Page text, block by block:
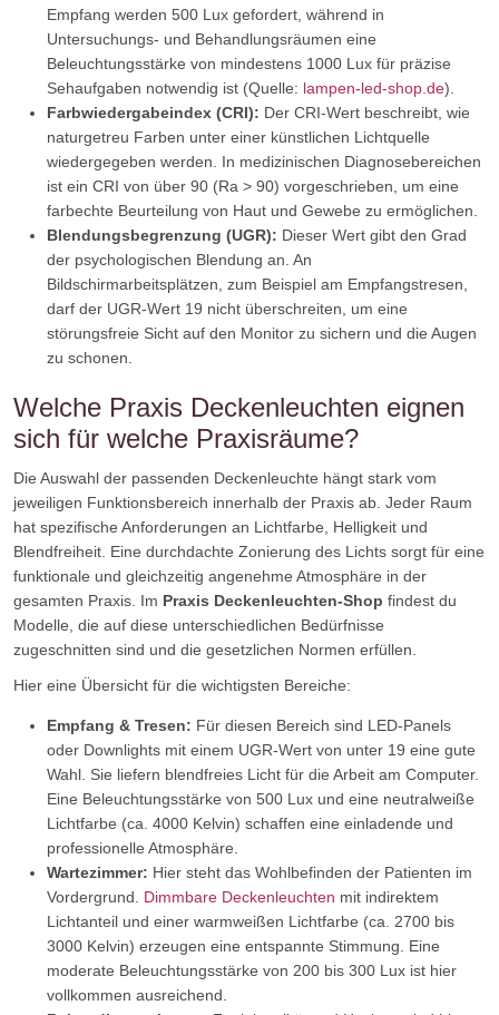
Empfang werden 500 Lux gefordert, während in
Untersuchungs- und Behandlungsräumen eine
Beleuchtungsstärke von mindestens 1000 Lux für präzise
Sehaufgaben notwendig ist (Quelle: lampen-led-shop.de).
Farbwiedergabeindex (CRI): Der CRI-Wert beschreibt, wie
naturgetreu Farben unter einer künstlichen Lichtquelle
wiedergegeben werden. In medizinischen Diagnosebereichen
ist ein CRI von über 90 (Ra > 90) vorgeschrieben, um eine
farbechte Beurteilung von Haut und Gewebe zu ermöglichen.
Blendungsbegrenzung (UGR): Dieser Wert gibt den Grad
der psychologischen Blendung an. An
Bildschirmarbeitsplätzen, zum Beispiel am Empfangstresen,
darf der UGR-Wert 19 nicht überschreiten, um eine
störungsfreie Sicht auf den Monitor zu sichern und die Augen
zu schonen.
Welche Praxis Deckenleuchten eignen
sich für welche Praxisräume?
Die Auswahl der passenden Deckenleuchte hängt stark vom
jeweiligen Funktionsbereich innerhalb der Praxis ab. Jeder Raum
hat spezifische Anforderungen an Lichtfarbe, Helligkeit und
Blendfreiheit. Eine durchdachte Zonierung des Lichts sorgt für eine
funktionale und gleichzeitig angenehme Atmosphäre in der
gesamten Praxis. Im Praxis Deckenleuchten-Shop findest du
Modelle, die auf diese unterschiedlichen Bedürfnisse
zugeschnitten sind und die gesetzlichen Normen erfüllen.
Hier eine Übersicht für die wichtigsten Bereiche:
Empfang & Tresen: Für diesen Bereich sind LED-Panels
oder Downlights mit einem UGR-Wert von unter 19 eine gute
Wahl. Sie liefern blendfreies Licht für die Arbeit am Computer.
Eine Beleuchtungsstärke von 500 Lux und eine neutralweiße
Lichtfarbe (ca. 4000 Kelvin) schaffen eine einladende und
professionelle Atmosphäre.
Wartezimmer: Hier steht das Wohlbefinden der Patienten im
Vordergrund. Dimmbare Deckenleuchten mit indirektem
Lichtanteil und einer warmweißen Lichtfarbe (ca. 2700 bis
3000 Kelvin) erzeugen eine entspannte Stimmung. Eine
moderate Beleuchtungsstärke von 200 bis 300 Lux ist hier
vollkommen ausreichend.